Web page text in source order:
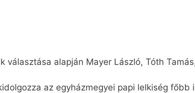
alapján Mayer László, Tóth
az egyházmegyei papi lelkiség főbb